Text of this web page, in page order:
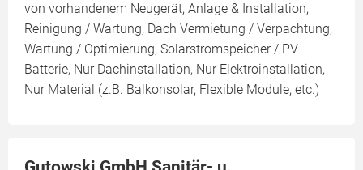
von vorhandenem Neugerät, Anlage & Installation,
Reinigung / Wartung, Dach Vermietung / Verpachtung,
Wartung / Optimierung, Solarstromspeicher / PV
Batterie, Nur Dachinstallation, Nur Elektroinstallation,
Nur Material (z.B. Balkonsolar, Flexible Module, etc.)